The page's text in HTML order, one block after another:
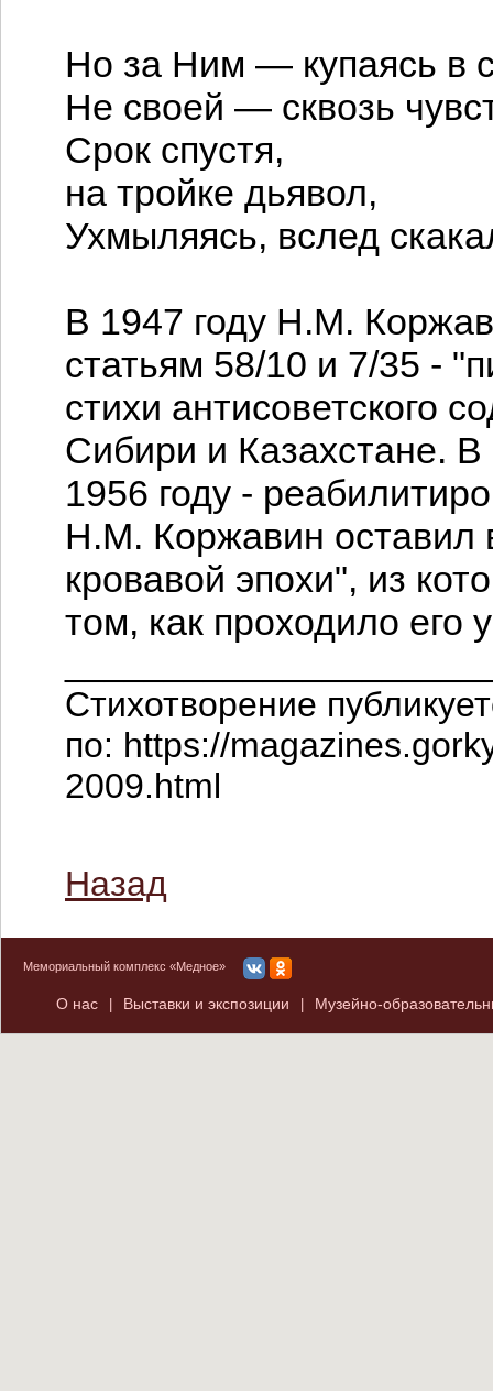
Но за Ним — купаясь в
Не своей — сквозь
Срок спустя,
на тройке дьявол,
Ухмыляясь, вслед
В 1947 году Н.М.
статьям 58/10 и 7/35 -
стихи антисоветского
Сибири и Казахстане.
1956 году -
Н.М. Коржавин оставил
кровавой эпохи", из
том, как проходило его
Стихотворение
по: https://
2009.html
Назад
Мемориальный комплекс «Медное»
О нас Выставки и экспозиции Музейно-